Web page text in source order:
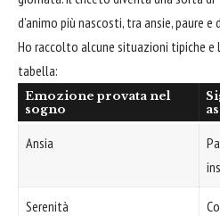
d’animo più nascosti, tra ansie, paure
Ho raccolto alcune situazioni tipiche e
tabella:
Emozione provata nel
sogno
Ansia
Serenità